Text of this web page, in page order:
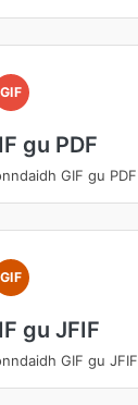
GIF
gu PDF
GIF gu PDF
GIF
gu JFIF
GIF gu JFIF